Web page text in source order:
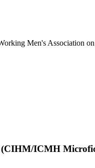
Men's Association
(CIHM/ICMH